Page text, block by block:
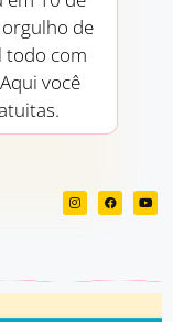
de
todo com
você